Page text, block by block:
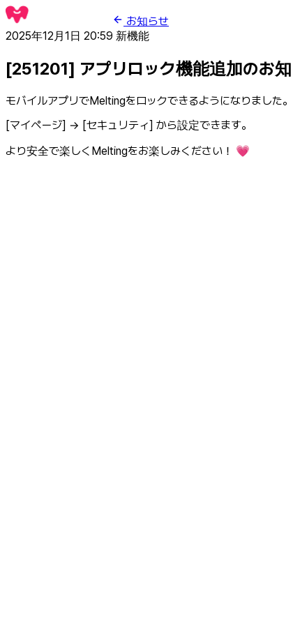
お知らせ
2025年12月1日 20:59 新機能
[251201] アプリロック機能追加のお
モバイルアプリでMeltingをロックできるようになりました。
[マイページ] → [セキュリティ] から設定できます。
より安全で楽しくMeltingをお楽しみください！ 💗